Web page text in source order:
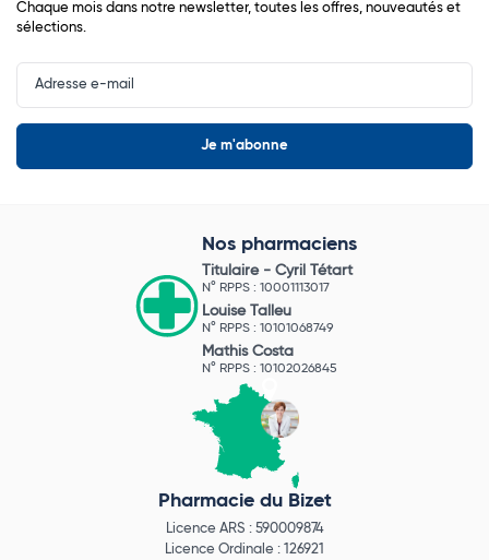
Chaque mois dans notre newsletter, toutes les offres, nouveautés et
sélections.
Input
Newsletter
Nos pharmaciens
Titulaire - Cyril Tétart
N° RPPS : 10001113017
Louise Talleu
N° RPPS : 10101068749
Mathis Costa
N° RPPS : 10102026845
Pharmacie du Bizet
Licence ARS : 590009874
Licence Ordinale : 126921